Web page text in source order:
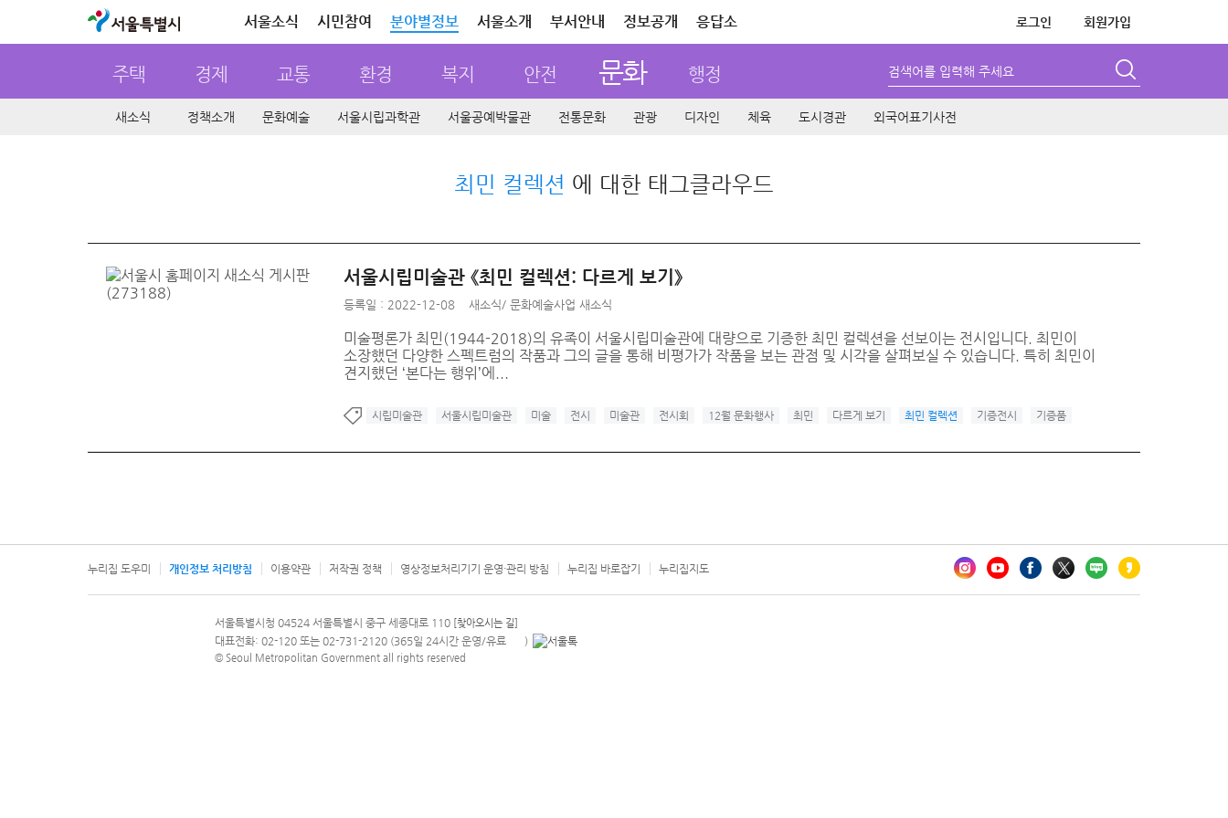
서울특별시 서울소식 시민참여 분야별정보 서울소개 부서안내 정보공개 응답소 로그인 회원가입
주택 경제 교통 환경 복지 안전 문화 행정 검색어를 입력해 주세요
새소식 정책소개 문화예술 서울시립과학관 서울공예박물관 전통문화 관광 디자인 체육 도시경관 외국어표기사전
최민 컬렉션 에 대한 태그클라우드
서울시립미술관 《최민 컬렉션: 다르게 보기》
등록일 : 2022-12-08 새소식/ 문화예술사업 새소식
미술평론가 최민(1944-2018)의 유족이 서울시립미술관에 대량으로 기증한 최민 컬렉션을 선보이는 전시입니다. 최민이
소장했던 다양한 스펙트럼의 작품과 그의 글을 통해 비평가가 작품을 보는 관점 및 시각을 살펴보실 수 있습니다. 특히 최민이
견지했던 ‘본다는 행위’에...
시립미술관 서울시립미술관 미술 전시 미술관 전시회 12월 문화행사 최민 다르게 보기 최민 컬렉션 기증전시 기증품
누리집 도우미 개인정보 처리방침 이용약관 저작권 정책 영상정보처리기기 운영·관리 방침 누리집 바로잡기 누리집지도
문의 전화번호 120, 120 다산콜재단
서울특별시청 04524 서울특별시 중구 세종대로 110 [찾아오시는 길]
대표전화: 02-120 또는 02-731-2120 (365일 24시간 운영/유료 안내팝업 열기
)
© Seoul Metropolitan Government all rights reserved